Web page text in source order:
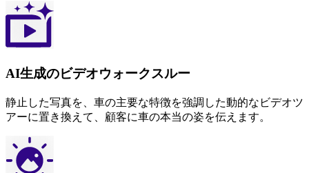
AI生成のビデオウォークスルー
静止した写真を、車の主要な特徴を強調した動的なビデオツ
アーに置き換えて、顧客に車の本当の姿を伝えます。